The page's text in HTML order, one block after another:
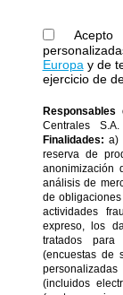
Acepto
Europay de
ejercicio de
Centrales
Finalidades: a)
reserva de
anonimización
análisis de
de
actividades
expreso, los
tratados
(encuestas de
(incluidos